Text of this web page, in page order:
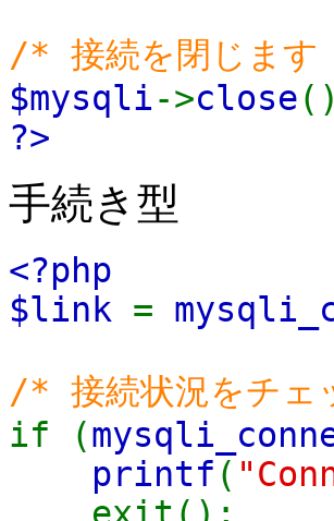
/* 接続を閉じま
$mysqli->close
?>
手続き型
<?php
$link =
/* 接続状況をチ
if (
printf (